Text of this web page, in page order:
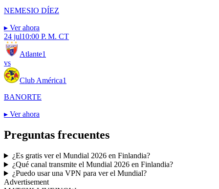
NEMESIO DÍEZ
▸ Ver ahora
24 jul10:00 P. M. CT
Atlante1
vs
Club América1
BANORTE
▸ Ver ahora
Preguntas frecuentes
¿Es gratis ver el Mundial 2026 en Finlandia?
¿Qué canal transmite el Mundial 2026 en Finlandia?
¿Puedo usar una VPN para ver el Mundial?
Advertisement